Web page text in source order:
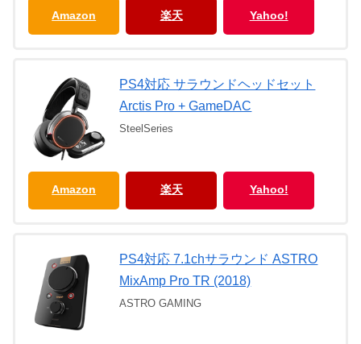
Amazon 楽天 Yahoo!
PS4対応 サラウンドヘッドセット
Arctis Pro + GameDAC
SteelSeries
Amazon 楽天 Yahoo!
PS4対応 7.1chサラウンド ASTRO
MixAmp Pro TR (2018)
ASTRO GAMING